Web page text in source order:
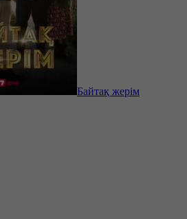
Байтақ жерім